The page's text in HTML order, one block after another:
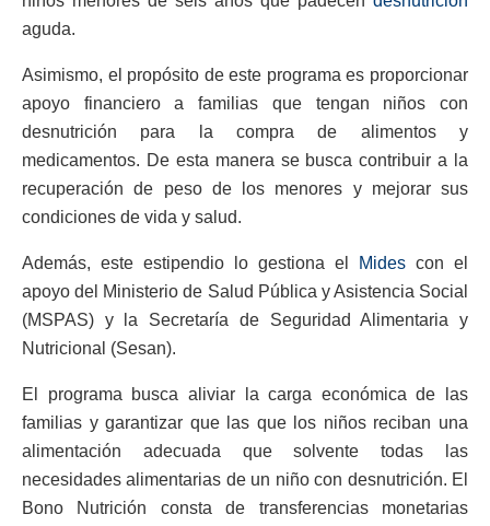
aguda.
Asimismo, el propósito de este programa es proporcionar
apoyo financiero a familias que tengan niños con
desnutrición para la compra de alimentos y
medicamentos. De esta manera se busca contribuir a la
recuperación de peso de los menores y mejorar sus
condiciones de vida y salud.
Además, este estipendio lo gestiona el Mides con el
apoyo del Ministerio de Salud Pública y Asistencia Social
(MSPAS) y la Secretaría de Seguridad Alimentaria y
Nutricional (Sesan).
El programa busca aliviar la carga económica de las
familias y garantizar que las que los niños reciban una
alimentación adecuada que solvente todas las
necesidades alimentarias de un niño con desnutrición. El
Bono Nutrición consta de transferencias monetarias